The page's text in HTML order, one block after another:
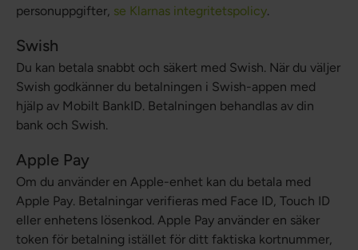
personuppgifter, se Klarnas integritetspolicy.
Swish
Du kan betala snabbt och säkert med Swish. När du väljer
Swish godkänner du betalningen i Swish-appen med
hjälp av Mobilt BankID. Betalningen behandlas av din
bank och Swish.
Apple Pay
Om du använder en Apple-enhet kan du betala med
Apple Pay. Betalningar verifieras med Face ID, Touch ID
eller enhetens lösenkod. Apple Pay använder en säker
token för betalning istället för ditt faktiska kortnummer,